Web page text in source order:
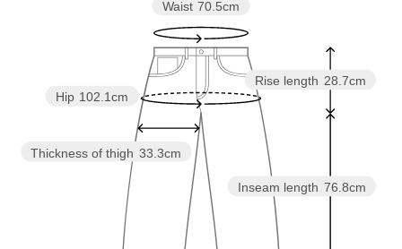
Inseam length 76.8cm
Rise length 28.7cm
Thickness of thigh 33.3cm
Hip 102.1cm
Waist 70.5cm